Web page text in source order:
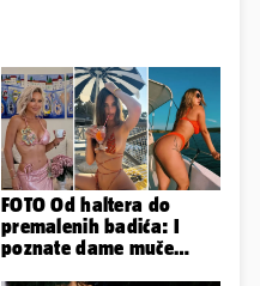
FOTO Od haltera do
premalenih badića: I
poznate dame muče